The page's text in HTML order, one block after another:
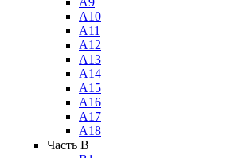
А10
А11
А12
А13
А14
А15
А16
А17
А18
Часть B